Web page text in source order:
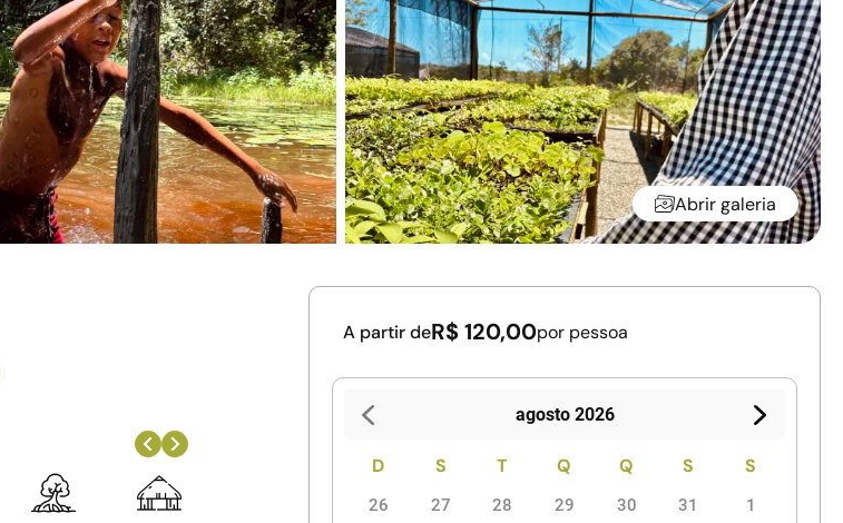
Abrir galeria
A partir deR$ 120,00por pessoa
agosto 2026
D S T Q Q S S
26 27 28 29 30 31 1